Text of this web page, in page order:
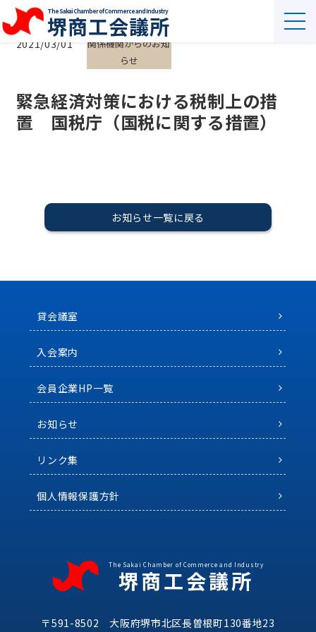
The Sakai Chamber of Commerce and Industry
堺商工会議所
2021/03/01
関係機関からのお知
らせ
緊急経済対策における税制上の措
置 国税庁（国税に関する措置）
お知らせ一覧に戻る
貸会議室
入会案内
会員企業HP一覧
お知らせ
リンク集
個人情報保護方針
The Sakai Chamber of Commerce and Industry
堺商工会議所
〒591-8502 大阪府堺市北区長曽根町130番地23